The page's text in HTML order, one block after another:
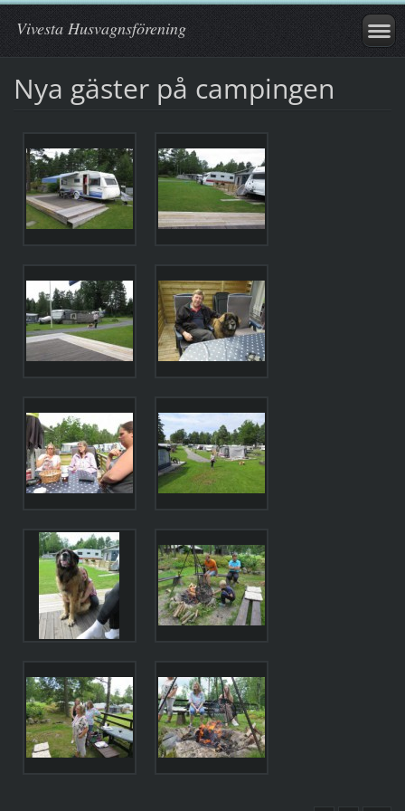
Vivesta Husvagnsförening
Nya gäster på campingen